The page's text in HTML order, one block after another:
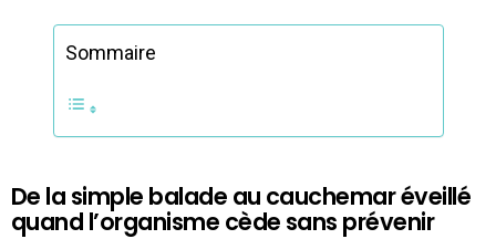
Sommaire
De la simple balade au cauchemar éveillé
quand l’organisme cède sans prévenir